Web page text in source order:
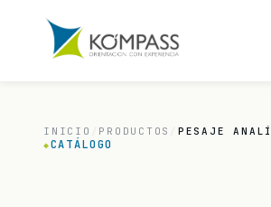
INICIO PRODUCTOS PESAJE
◆CATÁLOGO